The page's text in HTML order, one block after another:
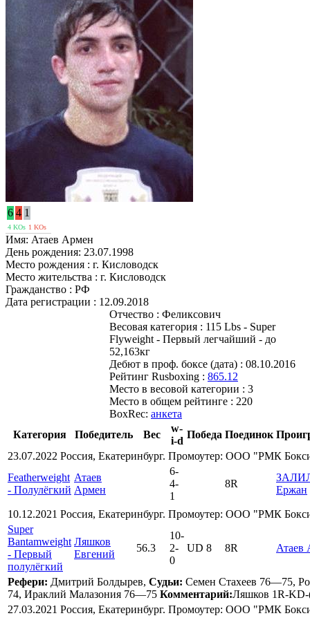
6 4 1
4 KOs 1 KOs
Имя: Атаев Армен
День рождения: 23.07.1998
Место рождения : г. Кисловодск
Место жительства : г. Кисловодск
Гражданство : РФ
Дата регистрации : 12.09.2018
Отчество : Феликсович
Весовая категория : 115 Lbs - Super
Flyweight - Первый легчайший - до
52,163кг
Дебют в проф. боксе (дата) : 08.10.2016
Рейтинг Rusboxing : 865.12
Место в весовой категории : 3
Место в общем рейтинге : 220
BoxRec: анкета
Категория
Победитель Вес
w-
i-d
Победа Поединок
23.07.2022 Россия, Екатеринбург. Промоутер: ООО "РМК
Featherweight
- Полулёгкий
Атаев
Армен
6-
4-
1
8R
Ержан
10.12.2021 Россия, Екатеринбург. Промоутер: ООО "РМК
Super
Bantamweight
- Первый
полулёгкий
Ляшков
Евгений
56.3
10-
2-
0
UD 8 8R Атаев
Рефери: Дмитрий Болдырев, Судьи: Семен Стахеев 76—75,
74, Ираклий Малазония 76—75 Комментарий:Ляшков 1R-KD-
27.03.2021 Россия, Екатеринбург. Промоутер: ООО "РМК